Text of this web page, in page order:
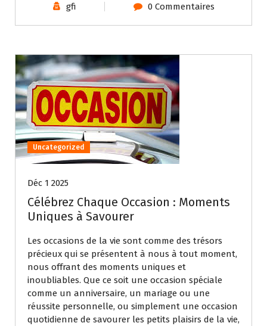
gfi 0 Commentaires
Uncategorized
Déc 1 2025
Célébrez Chaque Occasion : Moments
Uniques à Savourer
Les occasions de la vie sont comme des trésors
précieux qui se présentent à nous à tout moment,
nous offrant des moments uniques et
inoubliables. Que ce soit une occasion spéciale
comme un anniversaire, un mariage ou une
réussite personnelle, ou simplement une occasion
quotidienne de savourer les petits plaisirs de la vie,